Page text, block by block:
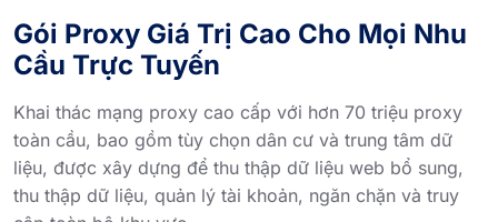
Gói Proxy Giá Trị Cao Cho Mọi Nhu
Cầu Trực Tuyến
Khai thác mạng proxy cao cấp với hơn 70 triệu proxy
toàn cầu, bao gồm tùy chọn dân cư và trung tâm dữ
liệu, được xây dựng để thu thập dữ liệu web bổ sung,
thu thập dữ liệu, quản lý tài khoản, ngăn chặn và truy